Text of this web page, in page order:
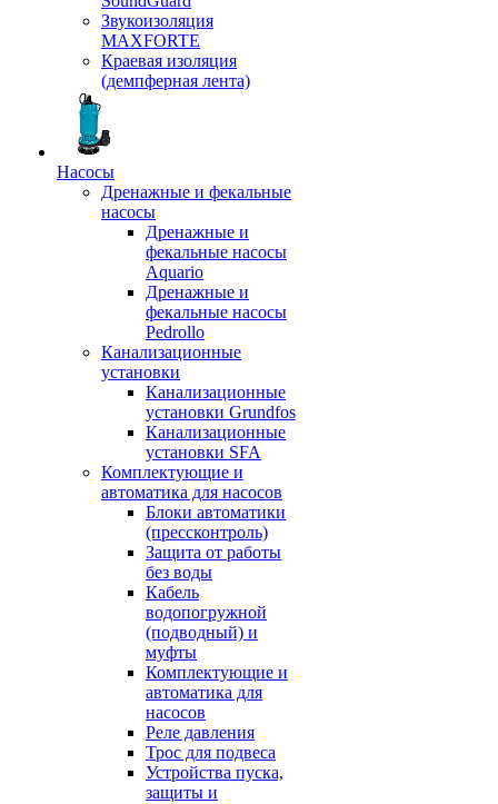
Звукоизоляция
MAXFORTE
Краевая изоляция
(демпферная лента)
Насосы
Дренажные и фекальные
насосы
Дренажные и
фекальные насосы
Aquario
Дренажные и
фекальные насосы
Pedrollo
Канализационные
установки
Канализационные
установки Grundfos
Канализационные
установки SFA
Комплектующие и
автоматика для насосов
Блоки автоматики
(прессконтроль)
Защита от работы
без воды
Кабель
водопогружной
(подводный) и
муфты
Комплектующие и
автоматика для
насосов
Реле давления
Трос для подвеса
Устройства пуска,
защиты и